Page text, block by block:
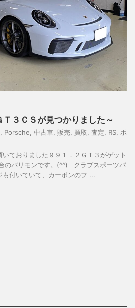
Ｔ３ＣＳが見つかりました～
Porsche 中古車 販売 買取 査定 RS ポ
ておりました９９１．２ＧＴ３がゲット
のバリモンです。(^^) クラブスポーツパ
も付いていて、カーボンのフ ...